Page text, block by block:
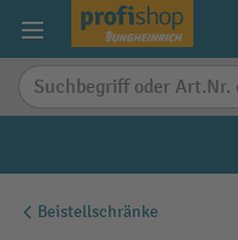
springen
Beistellschränke